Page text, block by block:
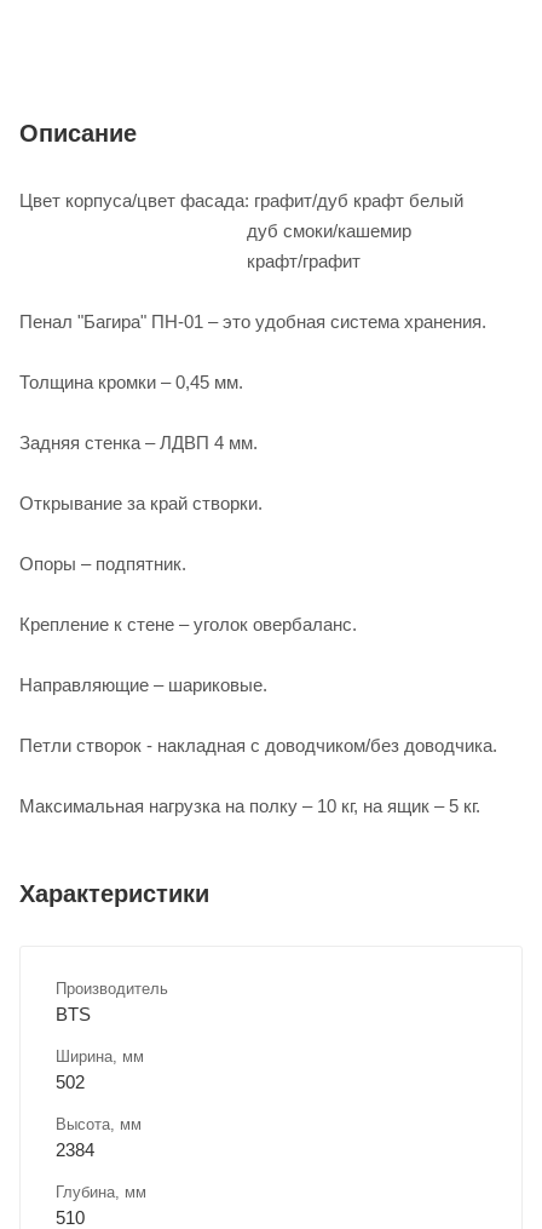
Описание
Цвет корпуса/цвет фасада: графит/дуб крафт белый
дуб смоки/кашемир
крафт/графит
Пенал "Багира" ПН-01 – это удобная система хранения.
Толщина кромки – 0,45 мм.
Задняя стенка – ЛДВП 4 мм.
Открывание за край створки.
Опоры – подпятник.
Крепление к стене – уголок овербаланс.
Направляющие – шариковые.
Петли створок - накладная с доводчиком/без доводчика.
Максимальная нагрузка на полку – 10 кг, на ящик – 5 кг.
Характеристики
Производитель
BTS
Ширина, мм
502
Высота, мм
2384
Глубина, мм
510